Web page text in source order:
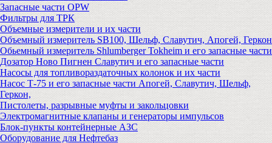
Запасные части OPW
Фильтры для ТРК
Объемные измерители и их части
Объемный измеритель SB100, Шельф, Славутич, Апогей, Геркон
Обьемный измеритель Shlumberger Tokheim и его запасные части
Дозатор Ново Пигнен Славутич и его запасные части
Насосы для топливораздаточных колонок и их части
Насос Т-75 и его запасные части Апогей, Славутич, Шельф,
Геркон,
Пистолеты, разрывные муфты и закольцовки
Электромагнитные клапаны и генераторы импульсов
Блок-пункты контейнерные АЗС
Оборудование для Нефтебаз